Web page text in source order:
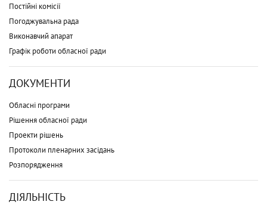
Постійні комісії
Погоджувальна рада
Виконавчий апарат
Графік роботи обласної ради
ДОКУМЕНТИ
Обласні програми
Рішення обласної ради
Проекти рішень
Протоколи пленарних засідань
Розпорядження
ДІЯЛЬНІСТЬ